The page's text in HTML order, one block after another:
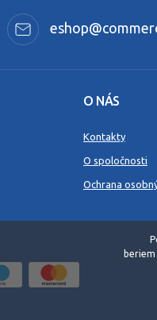
O NÁS
Kontakty
O spoločnosti
Ochrana